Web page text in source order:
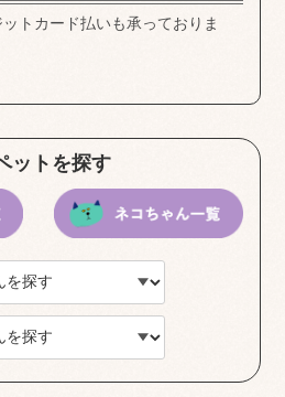
トカード払いも承っておりま
ットを探す